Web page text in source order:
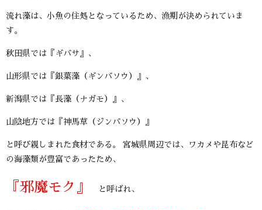
流れ藻は、小魚の住処となっているため、漁期が決められていま
す。
秋田県では『ギバサ』、
山形県では『銀葉藻（ギンバソウ）』、
新潟県では『長藻（ナガモ）』、
山陰地方では『神馬草（ジンバソウ）』
と呼び親しまれた食材である。 宮城県周辺では、ワカメや昆布など
の海藻類が豊富であったため、
『邪魔モク』 と呼ばれ、